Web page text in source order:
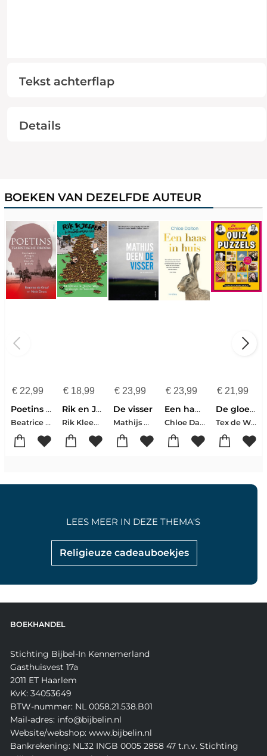
Tekst achterflap
Details
BOEKEN VAN DEZELFDE AUTEUR
€22,99
Poetins tsaristische droom
Beatrice de Graaf-Niels Drost
€18,99
Rik en Jesper en de frikandelbroodjescrisis
Rik Kleeven-Jesper Weijs
€ 23,99
De visser
Mathijs Deen
€ 23,99
Een haas in huis
Chloe Dalton
€ 21,99
De gloednieuwe QuizPuzzels
Tex de Wit-Thomas Swierts
Religieuze cadeauboekjes
LEES MEER IN DEZE THEMA'S
BOEKHANDEL
Stichting Bijbel-In Kennemerland
Gasthuisvest 17a
2011 ET Haarlem
KvK: 34053649
BTW-nummer: NL 0058.21.538.B01
Mail-adres: info@bijbelin.nl
Website/webshop: www.bijbelin.nl
Bankrekening: NL32 INGB 0005 2858 47 t.n.v. Stichting